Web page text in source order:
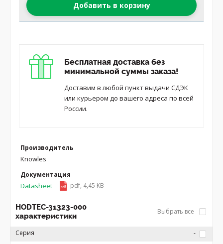
Добавить в корзину
Бесплатная доставка без
минимальной суммы заказа!
Доставим в любой пункт выдачи СДЭК
или курьером до вашего адреса по всей
России.
Производитель
Knowles
Документация
Datasheet pdf, 4,45 KB
HODTEC-31323-000
характеристики
Выбрать все
Серия
-